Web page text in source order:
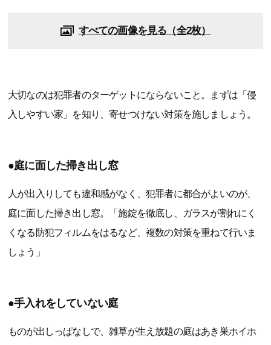
すべての画像を見る（全2枚）
大切なのは犯罪者のターゲットにならないこと。まずは「侵
入しやすい家」を知り、寄せつけない対策を施しましょう。
●庭に面した掃き出し窓
人が出入りしても違和感がなく、犯罪者に都合がよいのが、
庭に面した掃き出し窓。「施錠を徹底し、ガラスが割れにく
くなる防犯フィルムをはるなど、複数の対策を重ねて行いま
しょう」
●手入れをしていない庭
ものが出しっぱなしで、雑草が生え放題の庭はあき巣ホイホ